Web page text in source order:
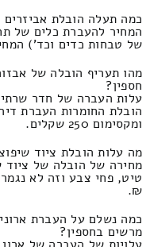
כמה תעלה הובלת
המחיר להעברת כלים של
של טבחות כדים וכד') המחירון זהו 340
מהו תעריף הובלה של
חספין?
עלות העברה של חדר
ומקסימום 250 שקלים.
מה עלות הובלת ציוד
מחירה של הובלה של
₪.
כמה נשלם על העברת
מרשים בחספין?